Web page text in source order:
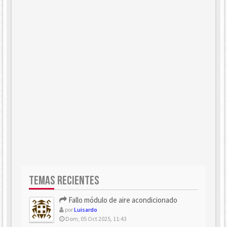
TEMAS RECIENTES
Fallo módulo de aire acondicionado
porLuisardo
Dom, 05 Oct 2025, 11:43